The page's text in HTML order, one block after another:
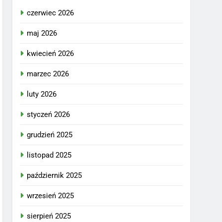
czerwiec 2026
maj 2026
kwiecień 2026
marzec 2026
luty 2026
styczeń 2026
grudzień 2025
listopad 2025
październik 2025
wrzesień 2025
sierpień 2025